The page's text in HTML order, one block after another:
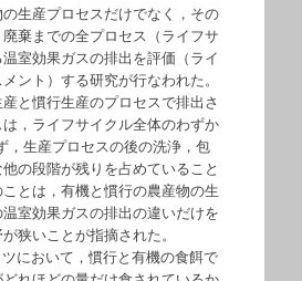
生産プロセスだけでなく，その
棄までの全プロセス（ライフサ
室効果ガスの排出を評価（ライ
ント）する研究が行なわれた。
と慣行生産のプロセスで排出さ
，ライフサイクル全体のわずか
，生産プロセスの後の洗浄，包
の段階が残りを占めていること
とは，有機と慣行の農産物の生
室効果ガスの排出の違いだけを
狭いことが指摘された。
において，慣行と有機の食餌で